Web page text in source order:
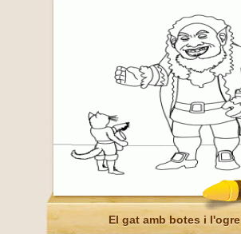
El gat amb botes i l'ogre